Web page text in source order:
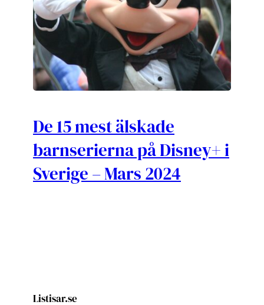
De 15 mest älskade
barnserierna på Disney+ i
Sverige – Mars 2024
Listisar.se